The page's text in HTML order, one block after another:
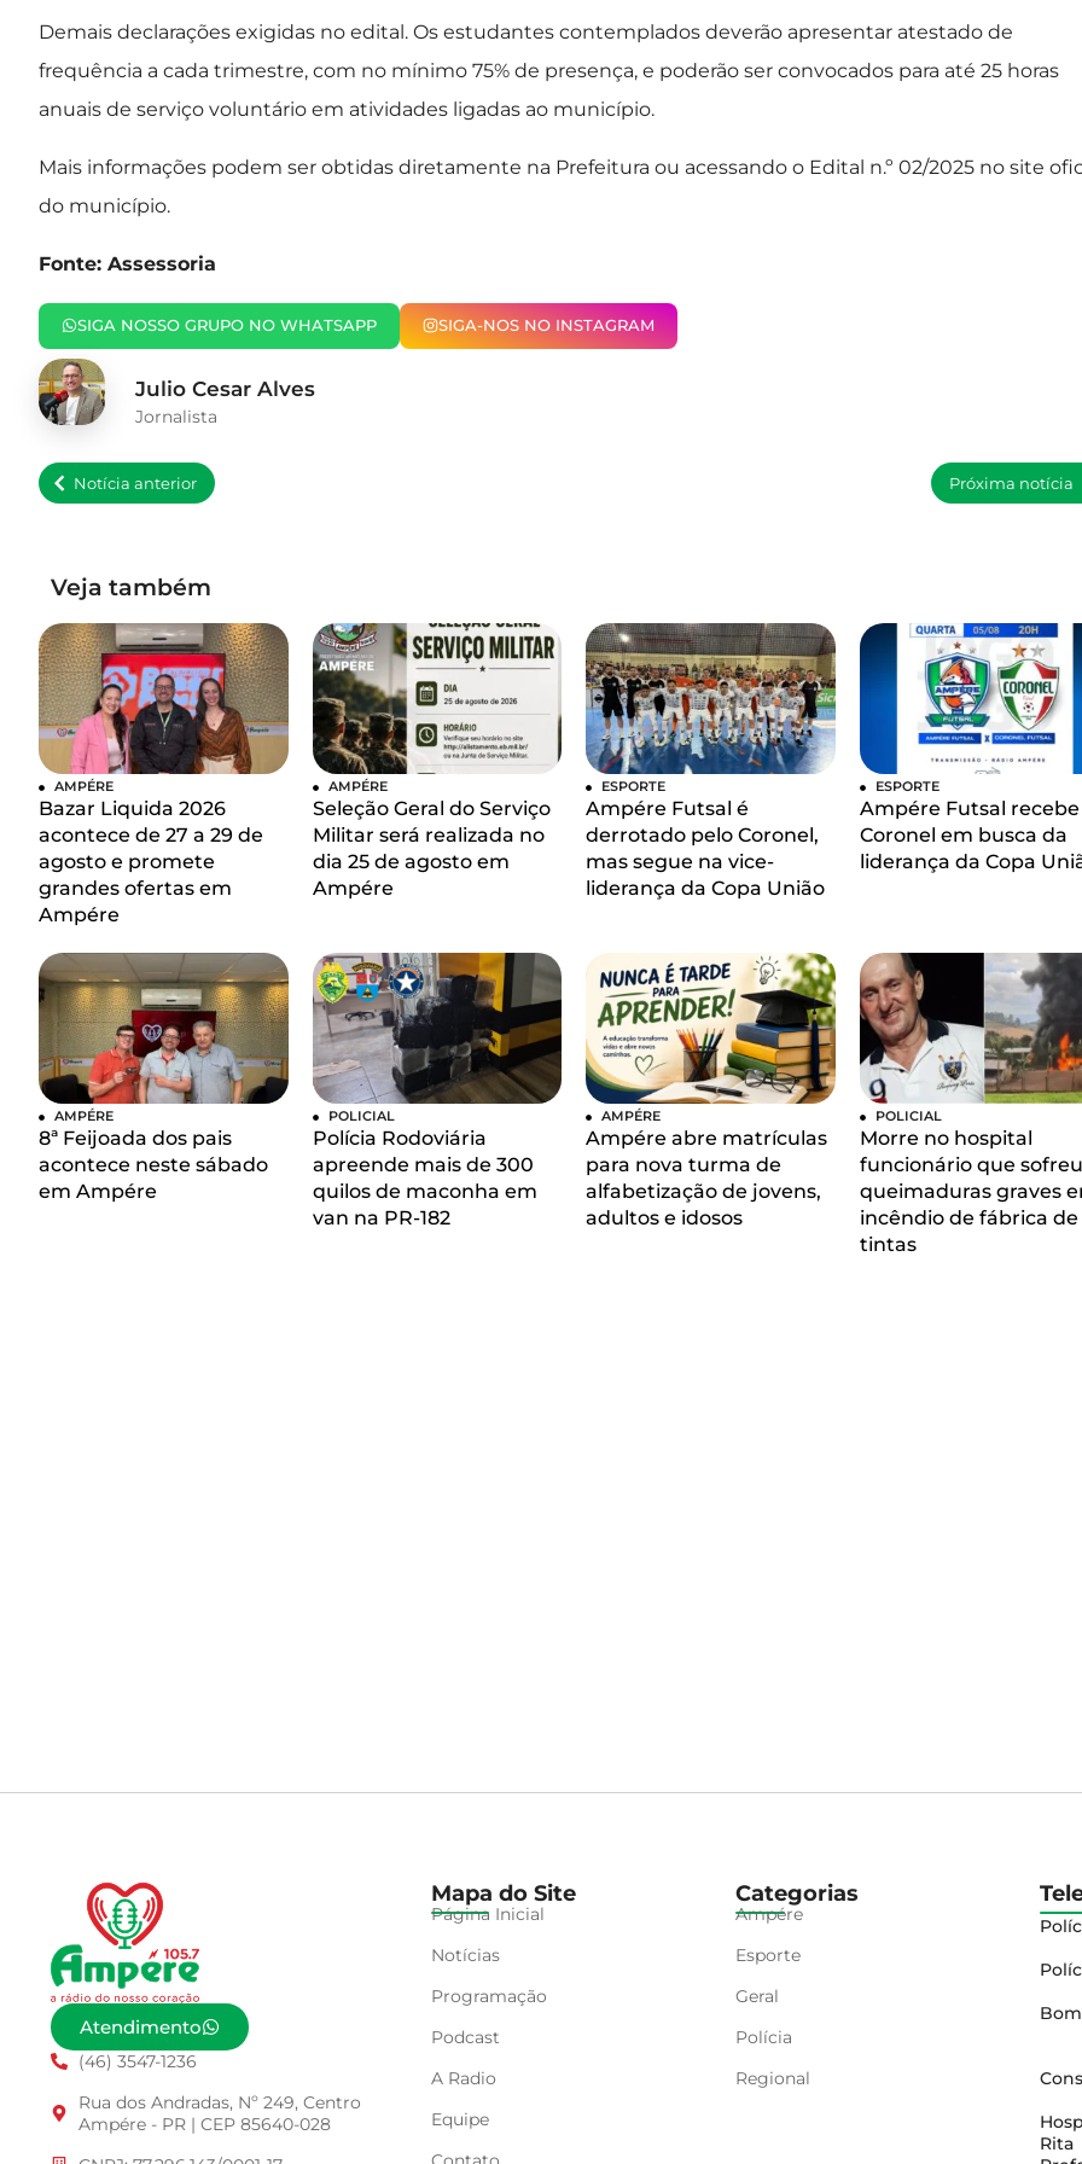
Demais declarações exigidas no edital. Os estudantes contemplados deverão apresentar atestado de
frequência a cada trimestre, com no mínimo 75% de presença, e poderão ser convocados para até 25 horas
anuais de serviço voluntário em atividades ligadas ao município.
Mais informações podem ser obtidas diretamente na Prefeitura ou acessando o Edital n.º 02/2025 no site
do município.
Fonte: Assessoria
SIGA NOSSO GRUPO NO WHATSAPP SIGA-NOS NO INSTAGRAM
Julio Cesar Alves
Jornalista
Notícia anterior Próxima notícia
Veja também
AMPÉRE
Bazar Liquida 2026
acontece de 27 a 29 de
agosto e promete
grandes ofertas em
Ampére
AMPÉRE
Seleção Geral do Serviço
Militar será realizada no
dia 25 de agosto em
Ampére
ESPORTE
Ampére Futsal é
derrotado pelo Coronel,
mas segue na vice-
liderança da Copa União
ESPORTE
Ampére Futsal recebe
Coronel em busca da
liderança da Copa
AMPÉRE
8ª Feijoada dos pais
acontece neste sábado
em Ampére
POLICIAL
Polícia Rodoviária
apreende mais de 300
quilos de maconha em
van na PR-182
AMPÉRE
Ampére abre matrículas
para nova turma de
alfabetização de jovens,
adultos e idosos
POLICIAL
Morre no hospital
funcionário que sofreu
queimaduras graves
incêndio de fábrica de
tintas
Atendimento
(46) 3547-1236
Rua dos Andradas, Nº 249, Centro
Ampére - PR | CEP 85640-028
Mapa do Site
Página Inicial
Notícias
Programação
Podcast
A Radio
Equipe
Categorias
Ampére
Esporte
Geral
Polícia
Regional
Rita